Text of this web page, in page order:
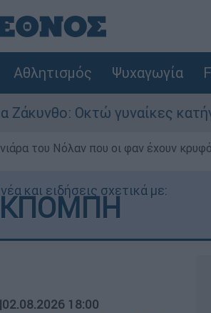
Αθλητισμός Ψυχαγωγία
κατήγγειλαν
του Νόλαν που οι φαν έχουν
και ειδήσεις σχετικά με:
|02.08.2026 18:00